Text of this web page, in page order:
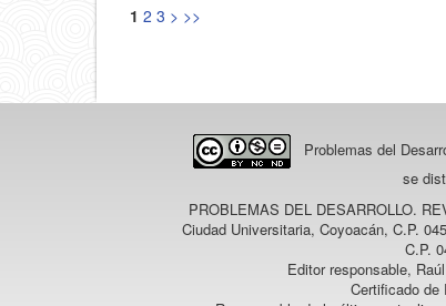
1 2 3 > >>
Problemas del
se
PROBLEMAS DEL DESARROLLO.
Ciudad Universitaria, Coyoacán, C.P.
C.P.
Editor responsable,
Certificado de